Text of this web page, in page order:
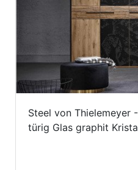
Steel von Thielemeyer
türig Glas graphit